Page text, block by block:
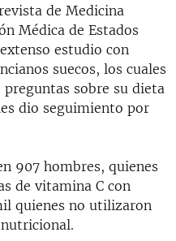
de Medicina
Médica de Estados
estudio con
suecos, los cuales
sobre su dieta
dio seguimiento por
907 hombres, quienes
de vitamina C con
quienes no utilizaron